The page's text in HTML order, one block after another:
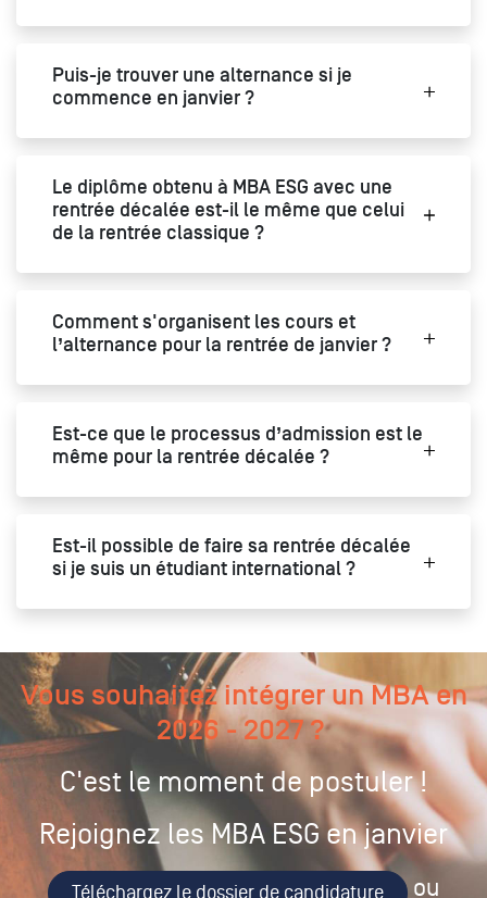
Puis-je trouver une alternance si je
commence en janvier ?
Le diplôme obtenu à MBA ESG avec une
rentrée décalée est-il le même que celui
de la rentrée classique ?
Comment s'organisent les cours et
l’alternance pour la rentrée de janvier ?
Est-ce que le processus d’admission est le
même pour la rentrée décalée ?
Est-il possible de faire sa rentrée décalée
si je suis un étudiant international ?
Vous souhaitez intégrer un MBA en
2026 - 2027 ?
C'est le moment de postuler !
Rejoignez les MBA ESG en janvier
Téléchargez le dossier de candidature ou